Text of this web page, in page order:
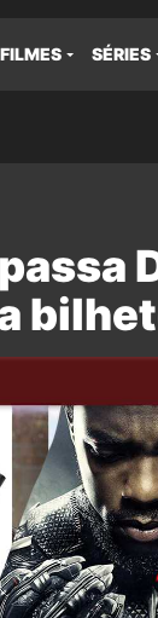
FILMES SÉRIES